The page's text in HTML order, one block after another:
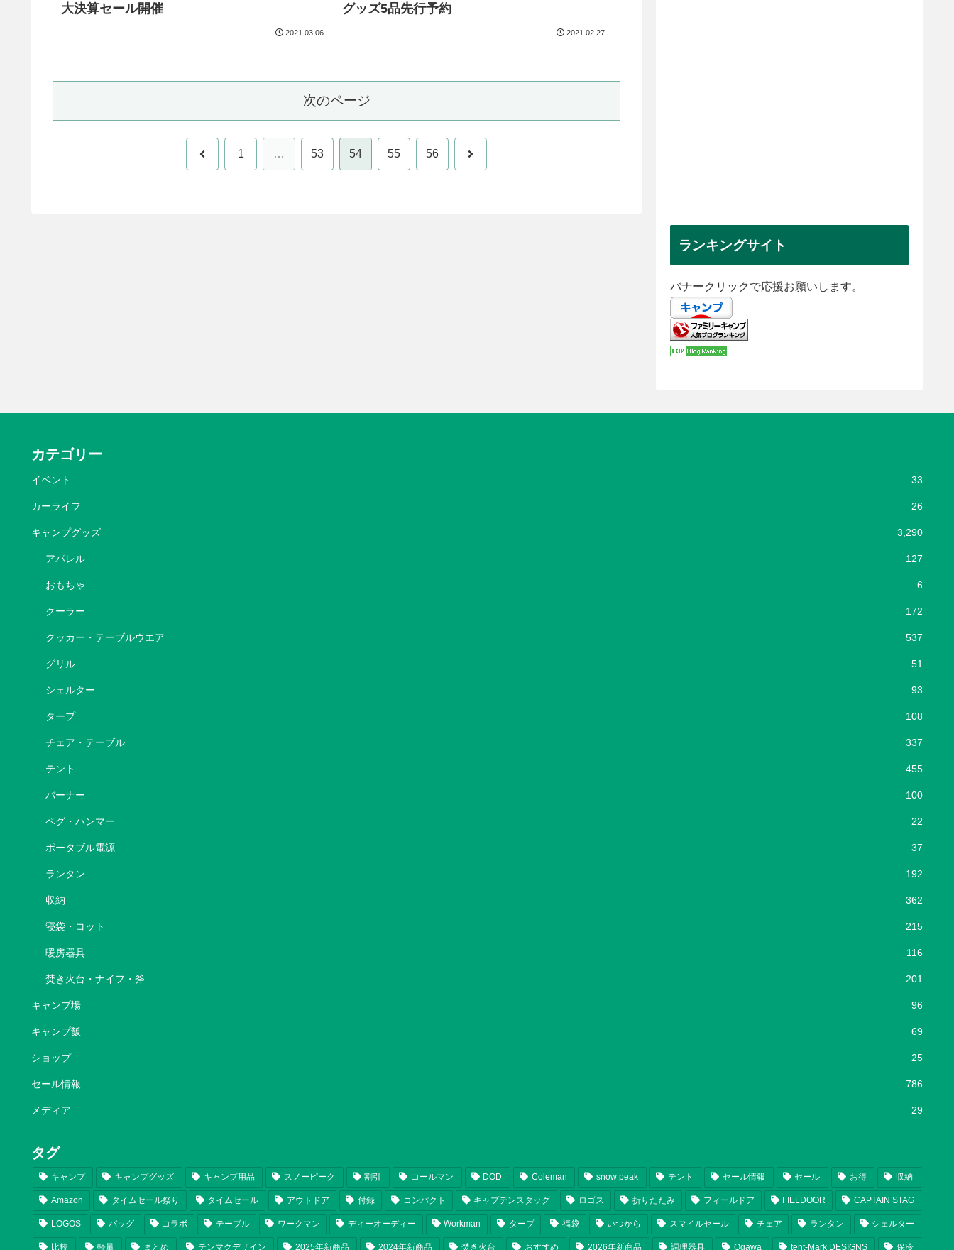
大決算セール開催
2021.03.06
グッズ5品先行予約
2021.02.27
次のページ
前 1 … 53 54 55 56 次
ランキングサイト
バナークリックで応援お願いします。
カテゴリー
イベント 33
カーライフ 26
キャンプグッズ 3,290
アパレル 127
おもちゃ 6
クーラー 172
クッカー・テーブルウエア 537
グリル 51
シェルター 93
タープ 108
チェア・テーブル 337
テント 455
バーナー 100
ペグ・ハンマー 22
ポータブル電源 37
ランタン 192
収納 362
寝袋・コット 215
暖房器具 116
焚き火台・ナイフ・斧 201
キャンプ場 96
キャンプ飯 69
ショップ 25
セール情報 786
メディア 29
タグ
キャンプ キャンプグッズ キャンプ用品 スノーピーク 割引 コールマン DOD Coleman snow peak テント セール情報 セール お得 収納
Amazon タイムセール祭り タイムセール アウトドア 付録 コンパクト キャプテンスタッグ ロゴス 折りたたみ フィールドア FIELDOOR CAPTAIN STAG
LOGOS バッグ コラボ テーブル ワークマン ディーオーディー Workman タープ 福袋 いつから スマイルセール チェア ランタン シェルター
比較 軽量 まとめ テンマクデザイン 2025年新商品 2024年新商品 焚き火台 おすすめ 2026年新商品 調理器具 Ogawa tent-Mark DESIGNS 保冷